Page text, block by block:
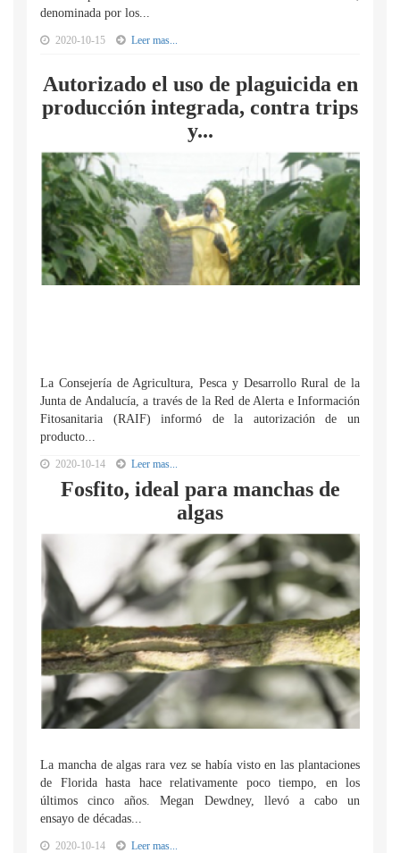
denominada por los...
2020-10-15 Leer mas...
Autorizado el uso de plaguicida en
producción integrada, contra trips
y...
La Consejería de Agricultura, Pesca y Desarrollo Rural de la
Junta de Andalucía, a través de la Red de Alerta e Información
Fitosanitaria (RAIF) informó de la autorización de un
producto...
2020-10-14 Leer mas...
Fosfito, ideal para manchas de
algas
La mancha de algas rara vez se había visto en las plantaciones
de Florida hasta hace relativamente poco tiempo, en los
últimos cinco años. Megan Dewdney, llevó a cabo un
ensayo de décadas...
2020-10-14 Leer mas...